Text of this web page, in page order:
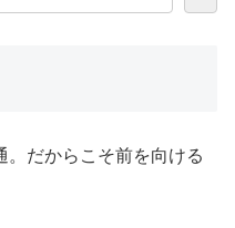
。だからこそ前を向ける